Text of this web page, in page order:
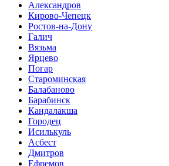
Александров
Кирово-Чепецк
Ростов-на-Дону
Галич
Вязьма
Ярцево
Погар
Староминская
Балабаново
Барабинск
Кандалакша
Городец
Исилькуль
Асбест
Дмитров
Ефремов